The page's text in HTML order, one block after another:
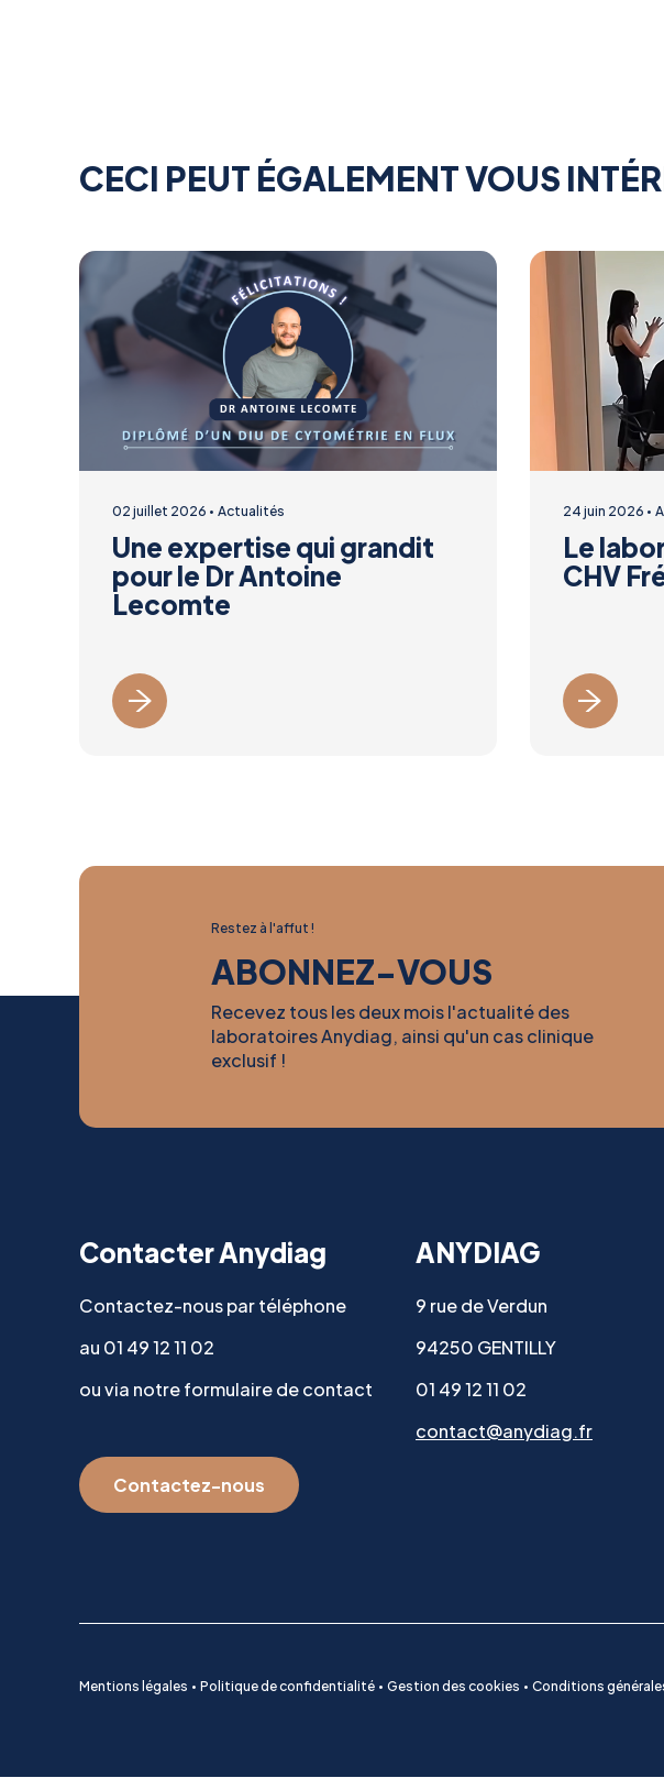
CECI PEUT ÉGALEMENT VOUS
02 juillet 2026 Actualités
Une expertise qui grandit
pour le Dr Antoine
Lecomte
24 juin 2026
Le
CHV
Restez à l'affut !
ABONNEZ-VOUS
Recevez tous les deux mois l'actualité des
laboratoires Anydiag, ainsi qu'un cas clinique
exclusif !
Contacter Anydiag
Contactez-nous par téléphone
au 01 49 12 11 02
ou via notre formulaire de contact
Contactez-nous
ANYDIAG
9 rue de Verdun
94250 GENTILLY
01 49 12 11 02
contact@anydiag.fr
Mentions légales Politique de confidentialité Gestion des cookies Conditions